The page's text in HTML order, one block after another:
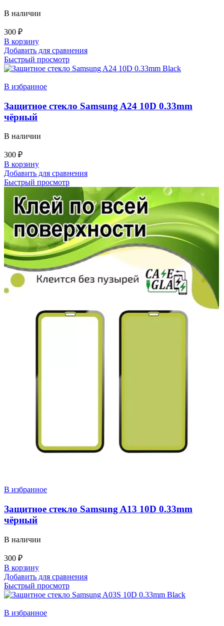
В наличии
300 ₽
В корзину
Добавить для сравнения
Быстрый просмотр
В избранное
Защитное стекло Samsung A24 10D 0.33mm
чёрный
В наличии
300 ₽
В корзину
Добавить для сравнения
Быстрый просмотр
В избранное
Защитное стекло Samsung A13 10D 0.33mm
чёрный
В наличии
300 ₽
В корзину
Добавить для сравнения
Быстрый просмотр
В избранное